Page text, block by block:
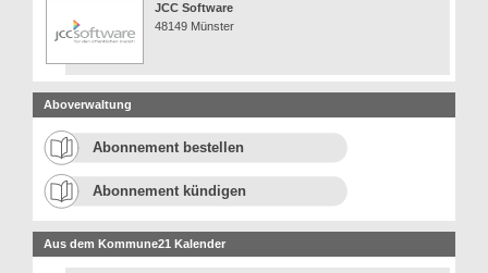
JCC Software
48149 Münster
Aboverwaltung
Abonnement bestellen
Abonnement kündigen
Aus dem Kommune21 Kalender